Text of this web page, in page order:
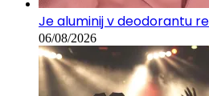
Je aluminij v deodorantu
06/08/2026